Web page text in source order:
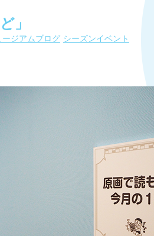
」
ージアムブログ シーズンイベント